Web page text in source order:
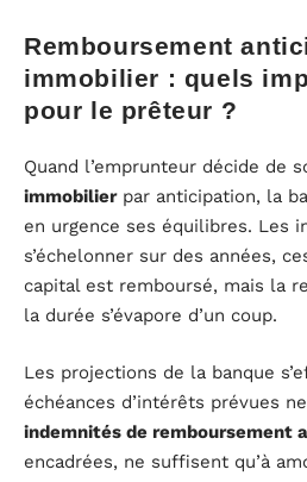
Remboursement
immobilier : quels
pour le prêteur ?
Quand l’emprunteur décide de
immobilierpar anticipation, la
en urgence ses équilibres. Les
s’échelonner sur des années,
capital est remboursé, mais la
la durée s’évapore d’un coup.
Les projections de la banque
échéances d’intérêts prévues
indemnités de remboursement
encadrées, ne suffisent qu’à